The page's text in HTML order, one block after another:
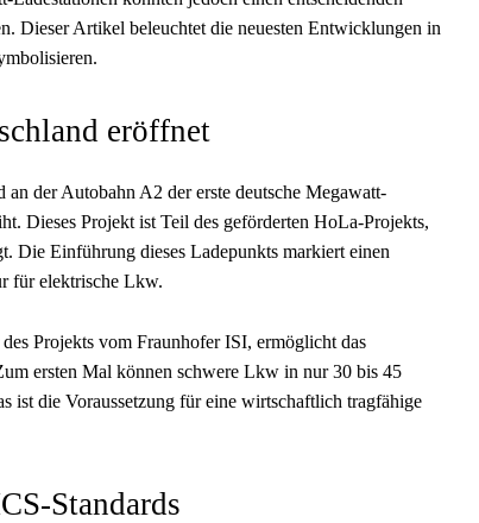
Dieser Artikel beleuchtet die neuesten Entwicklungen in
eröffnet
der Autobahn A2 der erste deutsche Megawatt-
Dieses Projekt ist Teil des geförderten HoLa-Projekts,
Die Einführung dieses Ladepunkts markiert einen
für elektrische Lkw.
Projekts vom Fraunhofer ISI, ermöglicht das
ersten Mal können schwere Lkw in nur 30 bis 45
ist die Voraussetzung für eine wirtschaftlich tragfähige
Standards